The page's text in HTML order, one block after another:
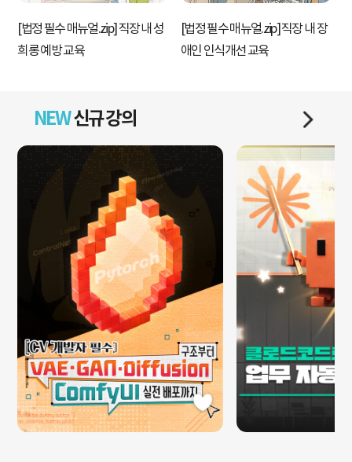
[법정 필수 매뉴얼.zip] 직장 내 성
희롱 예방 교육
[법정 필수 매뉴얼.zip] 직장 내 장
애인 인식개선 교육
NEW신규 강의